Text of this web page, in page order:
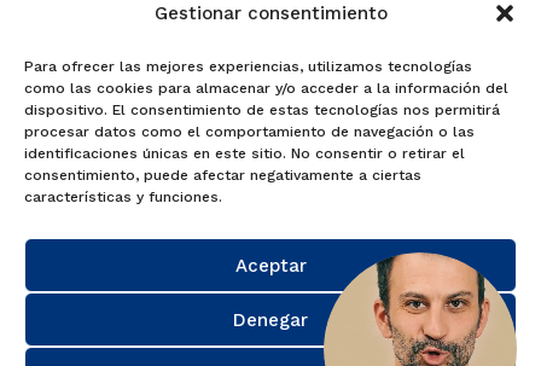
Gestionar consentimiento
Para ofrecer las mejores experiencias, utilizamos tecnologías
como las cookies para almacenar y/o acceder a la información del
dispositivo. El consentimiento de estas tecnologías nos permitirá
procesar datos como el comportamiento de navegación o las
identificaciones únicas en este sitio. No consentir o retirar el
consentimiento, puede afectar negativamente a ciertas
características y funciones.
Aceptar
Denegar
Becas Examia
Contacto
CERTIFICACIONES
Linguaskill
Cambridge English Qualifications
EXAMÍNATE
Matricúlate con nosotros y obtén tu